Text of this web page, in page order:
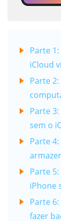
Parte
iCloud
Parte
Parte
sem o
Parte
Parte
iPhone
Parte
fazer